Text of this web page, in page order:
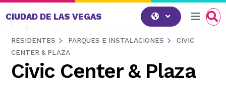
Saltar al contenido
CIUDAD DE LAS VEGAS
RESIDENTES PARQUES E INSTALACIONES
CIVIC
CENTER & PLAZA
Civic Center & Plaza